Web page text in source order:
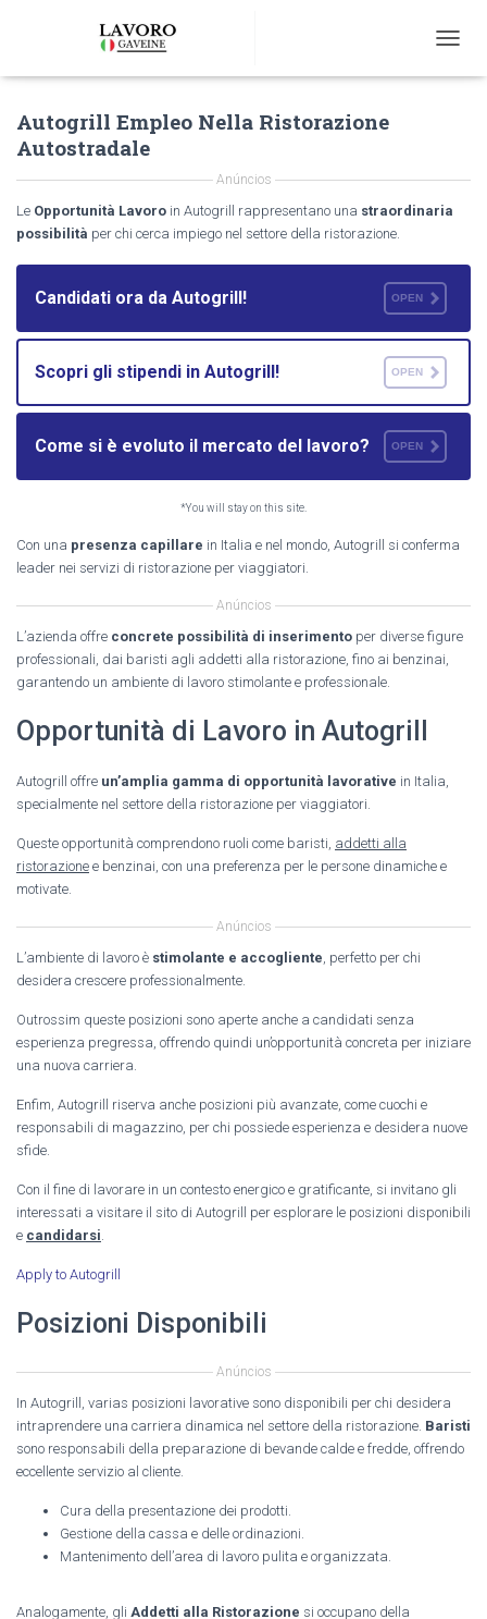
O
N
V
G
O
Autogrill Empleo Nella Ristorazione
Autostradale
Anúncios
Le Opportunità Lavoro in Autogrill rappresentano una straordinaria
possibilità per chi cerca impiego nel settore della ristorazione.
Candidati ora da Autogrill! OPEN
Scopri gli stipendi in Autogrill! OPEN
Come si è evoluto il mercato del lavoro? OPEN
*You will stay on this site.
Con una presenza capillare in Italia e nel mondo, Autogrill si conferma
leader nei servizi di ristorazione per viaggiatori.
Anúncios
L’azienda offre concrete possibilità di inserimento per diverse figure
professionali, dai baristi agli addetti alla ristorazione, fino ai benzinai,
garantendo un ambiente di lavoro stimolante e professionale.
Opportunità di Lavoro in Autogrill
Autogrill offre un’amplia gamma di opportunità lavorative in Italia,
specialmente nel settore della ristorazione per viaggiatori.
Queste opportunità comprendono ruoli come baristi, addetti alla
ristorazione e benzinai, con una preferenza per le persone dinamiche e
motivate.
Anúncios
L’ambiente di lavoro è stimolante e accogliente , perfetto per chi
desidera crescere professionalmente.
Outrossim queste posizioni sono aperte anche a candidati senza
esperienza pregressa, offrendo quindi un’opportunità concreta per iniziare
una nuova carriera.
Enfim, Autogrill riserva anche posizioni più avanzate, come cuochi e
responsabili di magazzino, per chi possiede esperienza e desidera nuove
sfide.
Con il fine di lavorare in un contesto energico e gratificante, si invitano gli
interessati a visitare il sito di Autogrill per esplorare le posizioni disponibili
e candidarsi
Apply to Autogrill
Posizioni Disponibili
Anúncios
In Autogrill, varias posizioni lavorative sono disponibili per chi desidera
intraprendere una carriera dinamica nel settore della ristorazione. Baristi
sono responsabili della preparazione di bevande calde e fredde, offrendo
eccellente servizio al cliente.
Cura della presentazione dei prodotti.
Gestione della cassa e delle ordinazioni.
Mantenimento dell’area di lavoro pulita e organizzata.
Analogamente, gli Addetti alla Ristorazione si occupano della